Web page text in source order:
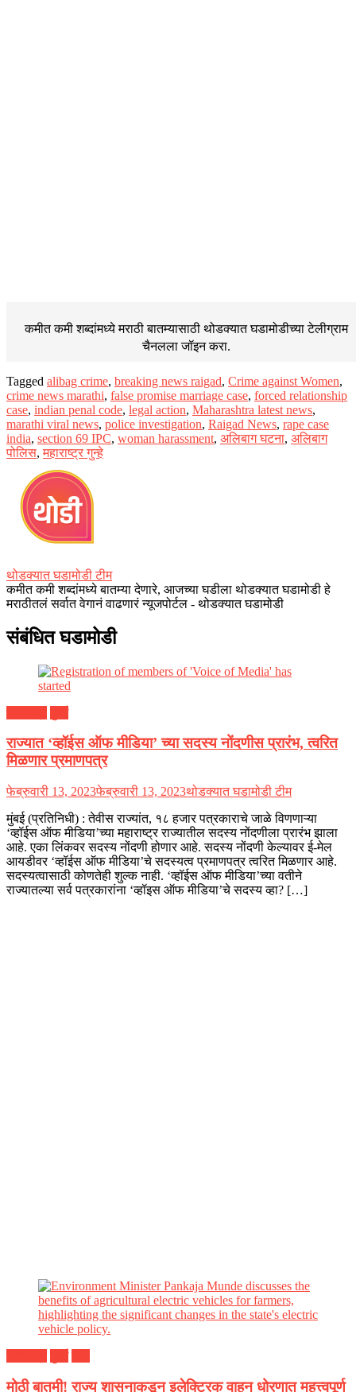
कमीत कमी शब्दांमध्ये मराठी बातम्यासाठी थोडक्यात घडामोडीच्याटेलीग्राम
चैनलला जॉइन करा.
Tagged alibag crime, breaking news raigad, Crime against Women,
crime news marathi, false promise marriage case, forced relationship
case, indian penal code, legal action, Maharashtra latest news,
marathi viral news, police investigation, Raigad News, rape case
india, section 69 IPC, woman harassment, अलिबाग घटना, अलिबाग
पोलिस,महाराष्ट्र गुन्हे
थोडक्यात घडामोडी टीम
कमीत कमी शब्दांमध्ये बातम्या देणारे, आजच्या घडीला थोडक्यात घडामोडी हे
मराठीतलं सर्वात वेगानं वाढणारं न्यूजपोर्टल - थोडक्यात घडामोडी
संबंधित घडामोडी
राज्यात ‘व्हॉईस ऑफ मीडिया’ च्या सदस्य नोंदणीस प्रारंभ, त्वरित
मिळणार प्रमाणपत्र
फेब्रुवारी 13, 2023फेब्रुवारी 13, 2023थोडक्यात घडामोडी टीम
मुंबई (प्रतिनिधी) : तेवीस राज्यांत, १८ हजार पत्रकाराचे जाळे विणणाऱ्या
‘व्हॉईस ऑफ मीडिया’च्या महाराष्ट्र राज्यातील सदस्य नोंदणीला प्रारंभ झाला
आहे. एका लिंकवर सदस्य नोंदणी होणार आहे. सदस्य नोंदणी केल्यावर ई-मेल
आयडीवर ‘व्हॉईस ऑफ मीडिया’चे सदस्यत्व प्रमाणपत्र त्वरित मिळणार आहे.
सदस्यत्वासाठी कोणतेही शुल्क नाही. ‘व्हॉईस ऑफ मीडिया’च्या वतीने
राज्यातल्या सर्व पत्रकारांना ‘व्हॉइस ऑफ मीडिया’चे सदस्य व्हा? […]
मोठी बातमी! राज्य शासनाकडून इलेक्ट्रिक वाहन धोरणात महत्त्वपूर्ण